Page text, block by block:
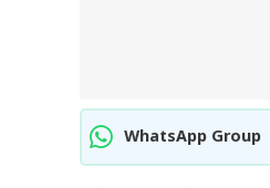
WhatsApp Group